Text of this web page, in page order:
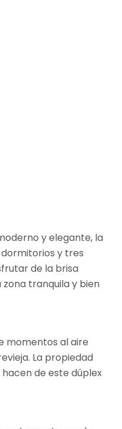
y elegante, la
y tres
de la brisa
tranquila y bien
momentos al aire
La propiedad
de este dúplex